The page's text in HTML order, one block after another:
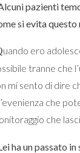
pazienti
si evita questo
uando ero
tranne che
mi sento di dire
che
che
ha un passato